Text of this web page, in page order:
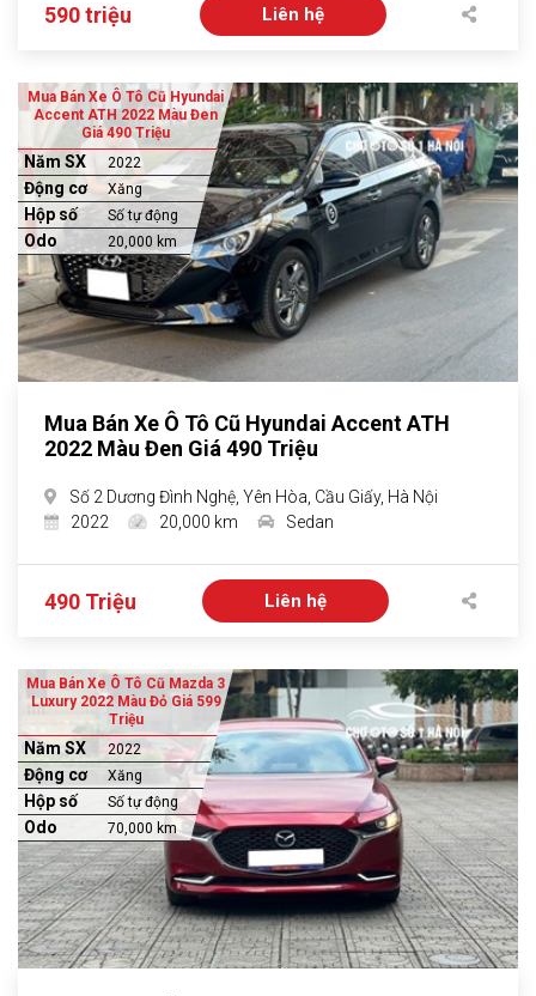
590 triệu Liên hệ
Mua Bán Xe Ô Tô Cũ Hyundai
Accent ATH 2022 Màu Đen
Giá 490 Triệu
Năm SX 2022
Động cơ Xăng
Hộp số Số tự động
Odo 20,000 km
Mua Bán Xe Ô Tô Cũ Hyundai Accent ATH
2022 Màu Đen Giá 490 Triệu
Số 2 Dương Đình Nghệ, Yên Hòa, Cầu Giấy, Hà Nội
2022
20,000 km Sedan
490 Triệu Liên hệ
Mua Bán Xe Ô Tô Cũ Mazda 3
Luxury 2022 Màu Đỏ Giá 599
Triệu
Năm SX 2022
Động cơ Xăng
Hộp số Số tự động
Odo 70,000 km